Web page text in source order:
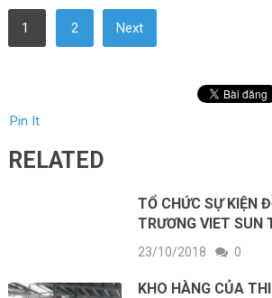
1 2 Next
Pin It
RELATED
TỔ CHỨC SỰ KIỆN
TRƯƠNG VIET SUN
23/10/2018 0
KHO HÀNG CỦA